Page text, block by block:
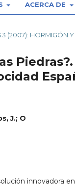
ACERCA DE
(2007): HORMIGÓN
J.; O
innovadora